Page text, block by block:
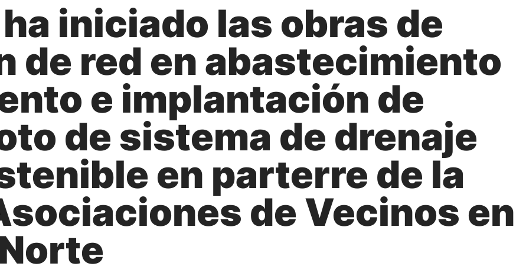
ha iniciado las obras de
de red en abastecimiento
e implantación de
de sistema de drenaje
en parterre de la
de Vecinos en